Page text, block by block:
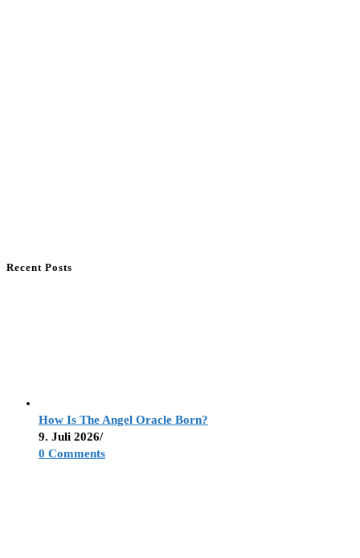
Recent Posts
How Is The Angel Oracle Born?
9. Juli 2026/
0 Comments